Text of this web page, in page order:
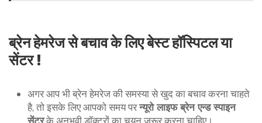
ब्रेन हेमरेज से बचाव के लिए बेस्ट हॉस्पिटल या
सेंटर !
अगर आप भी ब्रेन हेमरेज की समस्या से खुद का बचाव करना चाहते
है, तो इसके लिए आपको समय परन्यूरो लाइफ ब्रेन एन्ड स्पाइन